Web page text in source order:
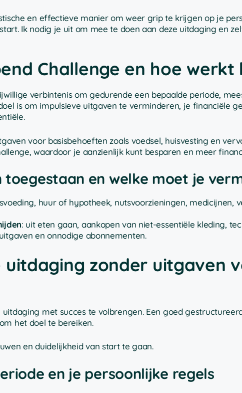
en effectieve manier om weer grip te krijgen op je
Ik nodig je uit om mee te doen aan deze uitdaging en
Challenge en hoe werkt
verbintenis om gedurende een bepaalde periode,
is om impulsieve uitgaven te verminderen, je financiële
voor basisbehoeften zoals voedsel, huisvesting en
waardoor je aanzienlijk kunt besparen en meer
toegestaan en welke moet je
huur of hypotheek, nutsvoorzieningen, medicijnen,
: uit eten gaan, aankopen van niet-essentiële kleding,
en onnodige abonnementen.
uitdaging zonder uitgaven
met succes te volbrengen. Een goed
het doel te bereiken.
en duidelijkheid van start te gaan.
en je persoonlijke regels